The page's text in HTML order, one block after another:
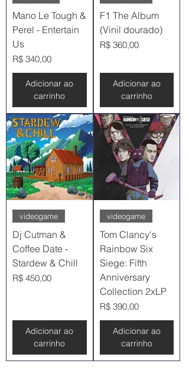
Mano Le Tough &
Perel - Entertain
Us
Preço
R$ 340,00
Adicionar ao
carrinho
F1 The Album
(Vinil dourado)
Preço
R$ 360,00
Adicionar ao
carrinho
videogame
Dj Cutman &
Coffee Date -
Stardew & Chill
Preço
R$ 450,00
Adicionar ao
carrinho
videogame
Tom Clancy's
Rainbow Six
Siege: Fifth
Anniversary
Collection 2xLP
Preço
R$ 390,00
Adicionar ao
carrinho